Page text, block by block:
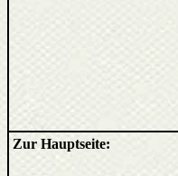
Zur Hauptseite: